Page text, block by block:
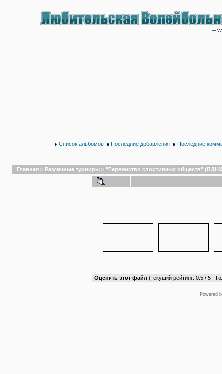
● Список альбомов ● Последние добавления ● Последние
Главная > Различные турниры > "Первенство спортивных обществ"
Оценить этот файл (текущий рейтинг: 0.5 / 5 -
Powered